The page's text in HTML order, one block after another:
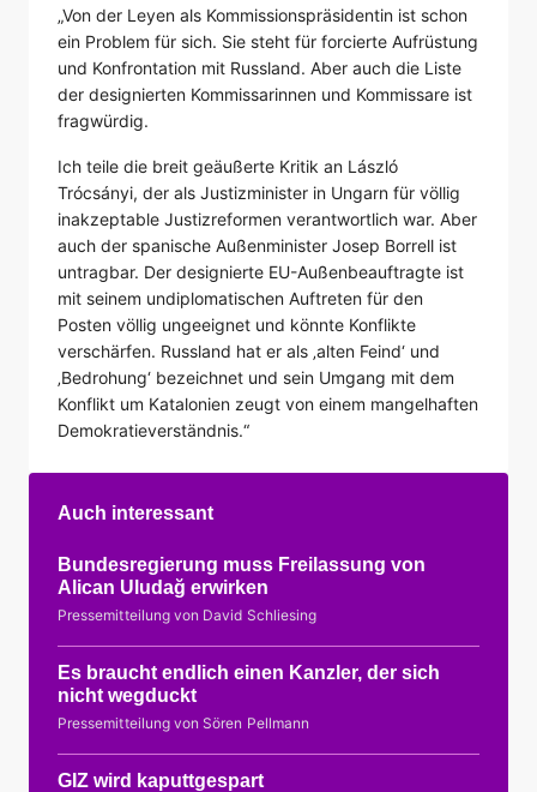
„Von der Leyen als Kommissionspräsidentin ist schon
ein Problem für sich. Sie steht für forcierte Aufrüstung
und Konfrontation mit Russland. Aber auch die Liste
der designierten Kommissarinnen und Kommissare ist
fragwürdig.
Ich teile die breit geäußerte Kritik an László
Trócsányi, der als Justizminister in Ungarn für völlig
inakzeptable Justizreformen verantwortlich war. Aber
auch der spanische Außenminister Josep Borrell ist
untragbar. Der designierte EU-Außenbeauftragte ist
mit seinem undiplomatischen Auftreten für den
Posten völlig ungeeignet und könnte Konflikte
verschärfen. Russland hat er als ‚alten Feind‘ und
‚Bedrohung‘ bezeichnet und sein Umgang mit dem
Konflikt um Katalonien zeugt von einem mangelhaften
Demokratieverständnis.“
Auch interessant
Bundesregierung muss Freilassung von
Alican Uludağ erwirken
Pressemitteilung von David Schliesing
Es braucht endlich einen Kanzler, der sich
nicht wegduckt
Pressemitteilung von Sören Pellmann
GIZ wird kaputtgespart